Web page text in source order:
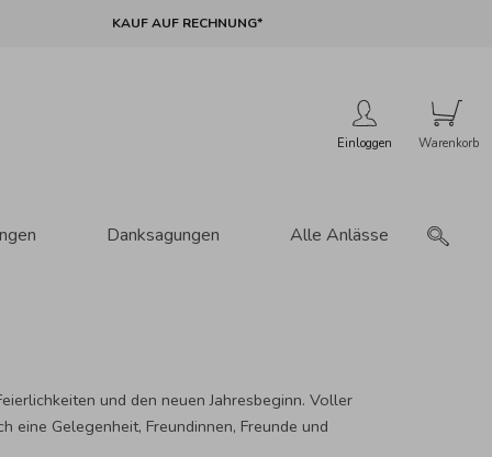
KAUF AUF RECHNUNG*
Einloggen
Danksagungen Alle Anlässe
und den neuen Jahresbeginn. Voller
eine Gelegenheit, Freundinnen, Freunde und